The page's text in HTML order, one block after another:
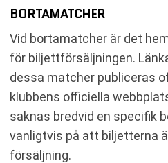
BORTAMATCHER
Vid bortamatcher är det
för biljettförsäljningen.
dessa matcher publiceras
klubbens officiella
saknas bredvid en specifik
vanligtvis på att biljetterna
försäljning.